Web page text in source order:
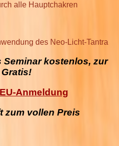
alle Hauptchakren
des Neo-Licht-Tantra
Seminar kostenlos, zur
Anmeldung
zum vollen Preis